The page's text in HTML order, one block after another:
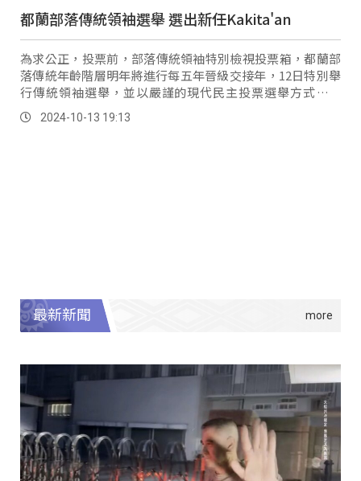
都蘭部落傳統領袖選舉 選出新任Kakita'an
為求公正，投票前，部落傳統領袖特別檢視投票箱，都蘭部
落傳統年齡階層明年將進行每五年晉級交接年，12日特別舉
行傳統領袖選舉，並以嚴謹的現代民主投票選舉方式進行
投、開票。
2024-10-13 19:13
最新新聞